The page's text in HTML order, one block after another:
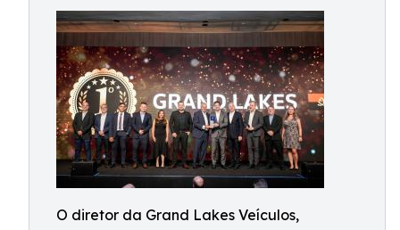
O diretor da Grand Lakes Veículos,